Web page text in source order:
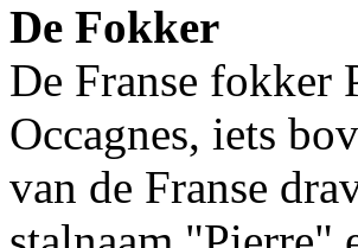
De Fokker
De Franse fokker
Occagnes, iets
van de Franse